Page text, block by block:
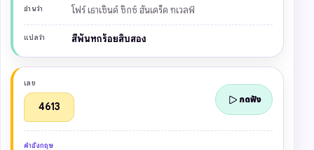
อ่านว่า โฟร์ เธาเซินด์ ซิกซ์ ฮันเดร็ด ทเวลฟ์
แปลว่า สี่พันหกร้อยสิบสอง
เลข
4613
คำอังกฤษ
กดฟัง